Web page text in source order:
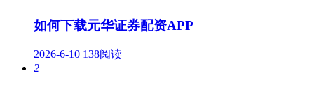
如何下载元华证券配资APP
2026-6-10 138阅读
2